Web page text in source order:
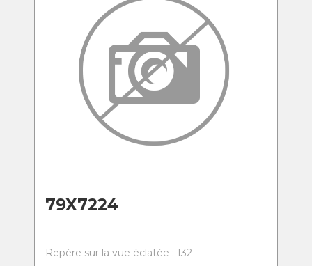
79X7224
Repère sur la vue éclatée : 132